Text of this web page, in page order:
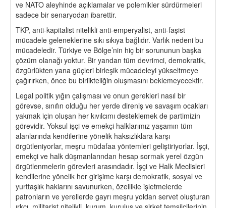
ve NATO aleyhinde açıklamalar ve polemikler sürdürmeleri
sadece bir senaryodan ibarettir.
TKP, anti-kapitalist nitelikli anti-emperyalist, anti-faşist
mücadele geleneklerine sıkı sıkıya bağlıdır. Varlık nedeni bu
mücadeledir. Türkiye ve Bölge’nin hiç bir sorununun başka
çözüm olanağı yoktur. Bir yandan tüm devrimci, demokratik,
özgürlükten yana güçleri birleşik mücadeleyi yükseltmeye
çağırırken, önce bu birlikteliğin oluşmasını beklemeyecektir.
Legal politik yığın çalışması ve onun gerekleri nasıl bir
görevse, sınıfın olduğu her yerde direniş ve savaşım ocakları
yakmak için oluşan her kıvılcımı desteklemek de partimizin
görevidir. Yoksul işçi ve emekçi halklarımız yaşamın tüm
alanlarında kendilerine yönelik haksızlıklara karşı
örgütleniyorlar, meşru müdafaa yöntemleri geliştiriyorlar. İşçi,
emekçi ve halk düşmanlarından hesap sormak yerel özgün
örgütlenmelerin görevleri arasındadır. İşçi ve Halk Meclisleri
kendilerine yönelik her girişime karşı demokratik, sosyal ve
yurttaşlık haklarını savunurken, özellikle işletmelerde
patronların ve yerellerde gayrı meşru yoldan servet oluşturan